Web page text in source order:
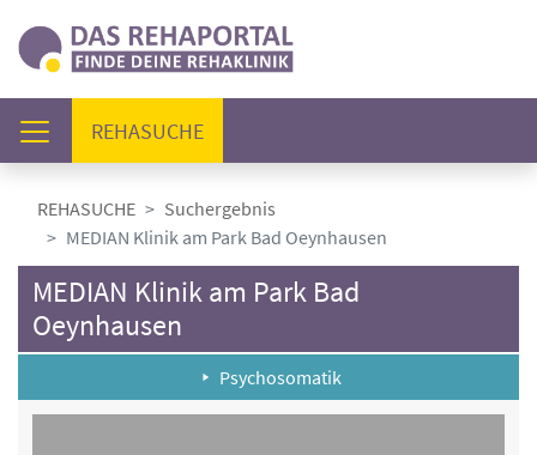
REHASUCHE(AKTUELL)
REHASUCHE
Suchergebnis
MEDIAN Klinik am Park Bad Oeynhausen
MEDIAN Klinik am Park Bad
Oeynhausen
Psychosomatik